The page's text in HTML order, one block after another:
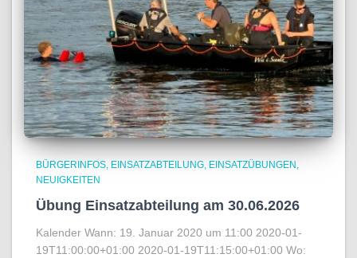
BÜRGERINFOS EINSATZABTEILUNG EINSATZÜBUNGEN
NEUIGKEITEN
Übung Einsatzabteilung am 30.06.2026
Kalender Wann: 19. Januar 2020 um 11:00 2020-01-
19T11:00:00+01:00 2020-01-19T11:15:00+01:00 Wo: